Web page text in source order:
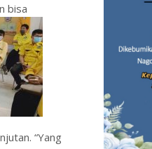
bisa
“Yang